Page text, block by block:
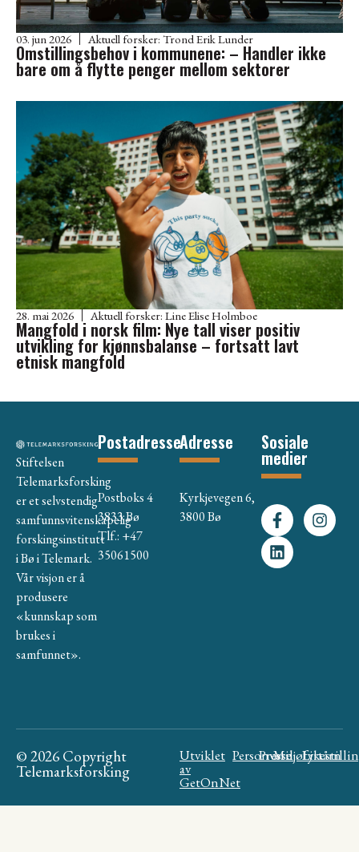
03. jun 2026 Aktuell forsker: Trond Erik Lunder
Omstillingsbehov i kommunene: – Handler ikke
bare om å flytte penger mellom sektorer
28. mai 2026 Aktuell forsker: Line Elise Holmboe
Mangfold i norsk film: Nye tall viser positiv
utvikling for kjønnsbalanse – fortsatt lavt
etnisk mangfold
Stiftelsen
Telemarksforsking
er et selvstendig
samfunnsvitenskapelig
forskingsinstitutt
i Bø i Telemark.
Vår visjon er å
produsere
«kunnskap som
brukes i
samfunnet».
Postadresse
Postboks 4
3833 Bø
Tlf.: +47
35061500
Adresse
Kyrkjevegen 6,
3800 Bø
Sosiale
medier
© 2026 Copyright
Telemarksforsking
Utviklet
av
GetOnNet
Personvern
Presse
Miljøfyrtårn